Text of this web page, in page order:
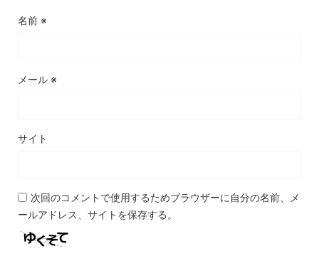
名前 ※
メール ※
サイト
次回のコメントで使用するためブラウザーに自分の名前、メ
ールアドレス、サイトを保存する。